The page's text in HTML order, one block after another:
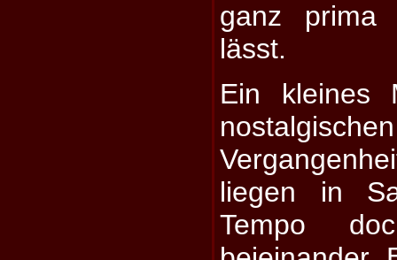
ganz prima
lässt.
Ein kleines
liegen in
Tempo